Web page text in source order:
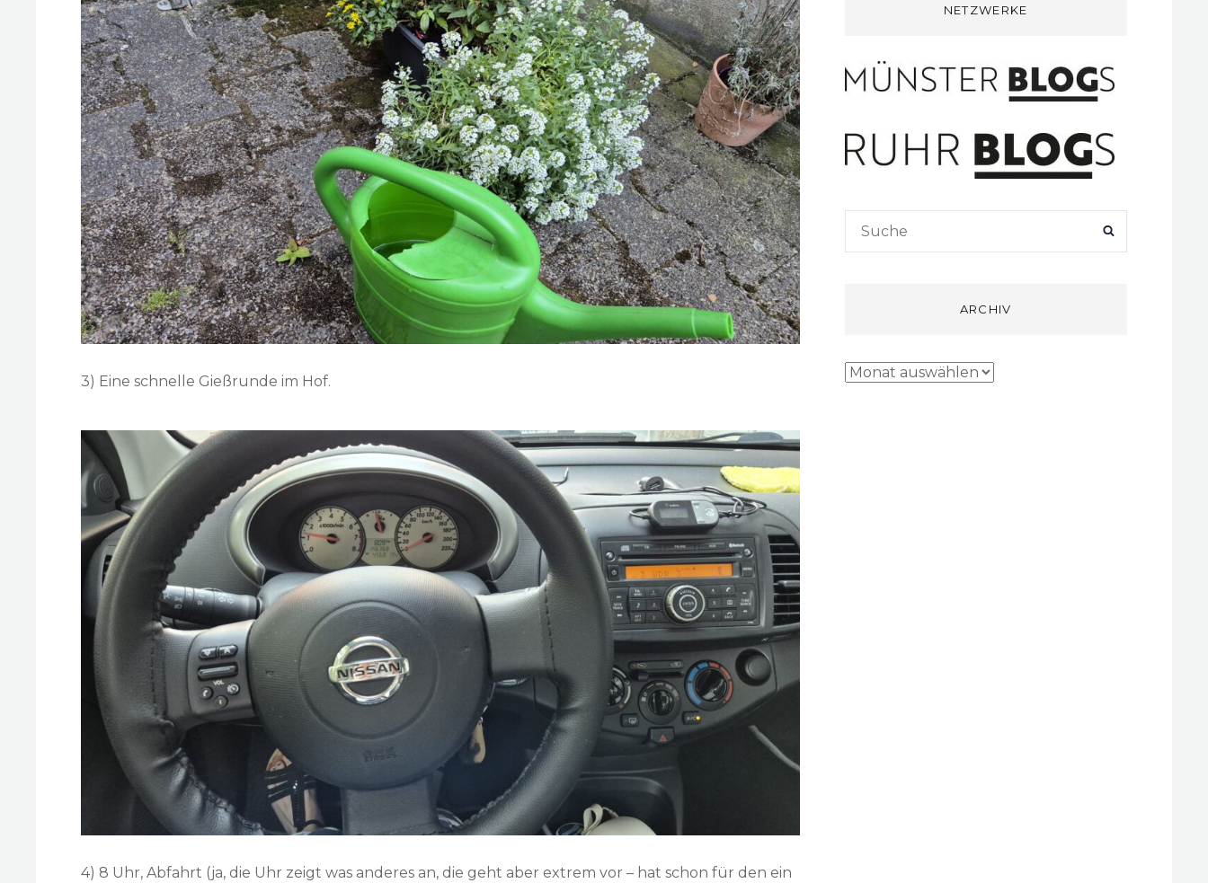
3) Eine schnelle Gießrunde im Hof.
4) 8 Uhr, Abfahrt (ja, die Uhr zeigt was anderes an, die geht aber extrem vor – hat schon für den ein
NETZWERKE
Search
ARCHIV
Archiv